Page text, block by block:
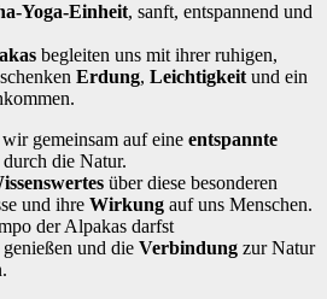
Yoga-Einheit, sanft, entspannend und
begleiten uns mit ihrer ruhigen,
Erdung, Leichtigkeit und ein
gemeinsam auf eine entspannte
durch die Natur.
über diese besonderen
und ihre Wirkung auf uns Menschen.
der Alpakas darfst
genießen und die Verbindung zur Natur